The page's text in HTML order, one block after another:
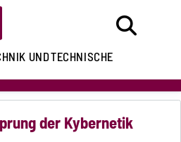
UNDTECHNISCHE
der Kybernetik